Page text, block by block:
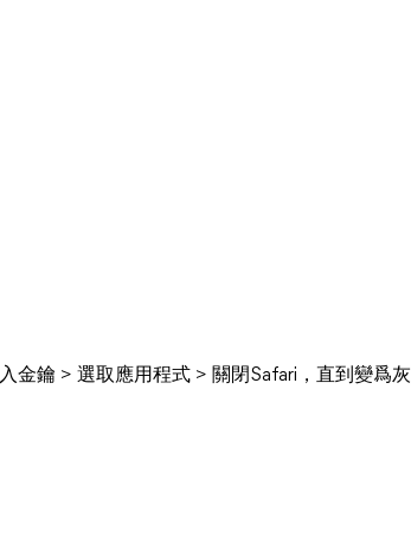
金鑰 > 選取應用程式 > 關閉Safari，直到變爲灰